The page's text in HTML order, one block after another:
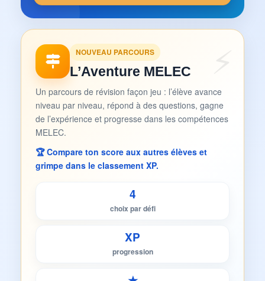
NOUVEAU PARCOURS
L’Aventure MELEC
Un parcours de révision façon jeu : l’élève avance
niveau par niveau, répond à des questions, gagne
de l’expérience et progresse dans les compétences
MELEC.
🏆 Compare ton score aux autres élèves et
grimpe dans le classement XP.
4
choix par défi
XP
progression